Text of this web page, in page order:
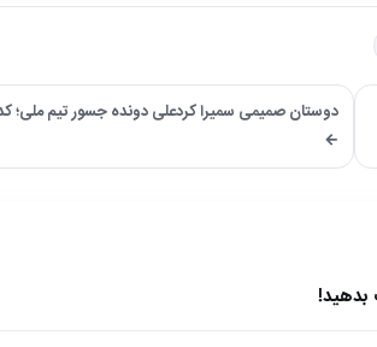
دوستان صمیمی سمیرا کردعلی دونده جسور تیم ملی؛
←